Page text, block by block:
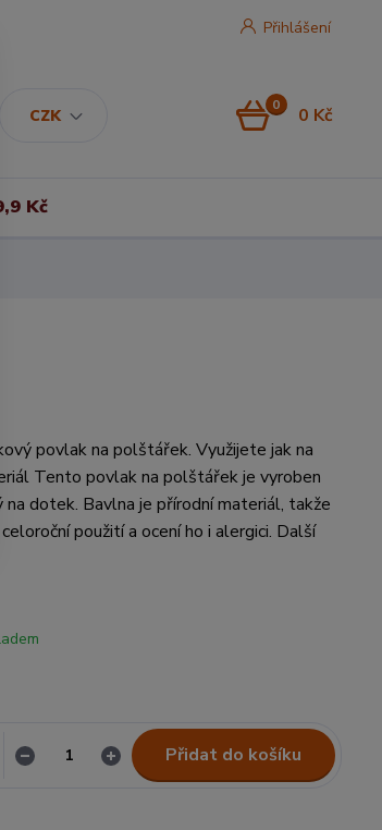
CZK
Přihlášení
0 0 Kč
Kč
povlak na polštářek. Využijete jak na
Tento povlak na polštářek je vyroben
na dotek. Bavlna je přírodní materiál, takže
použití a ocení ho i alergici. Další
Přidat do košíku